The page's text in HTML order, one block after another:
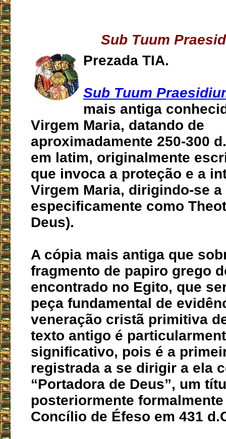
Sub Tuum
Prezada TIA.
Sub Tuum
mais antiga
Virgem Maria, datando de
aproximadamente 250-300
em latim, originalmente
que invoca a proteção e a
Virgem Maria, dirigindo-se a
especificamente como
Deus).
A cópia mais antiga que
fragmento de papiro grego
encontrado no Egito, que
peça fundamental de
veneração cristã primitiva
texto antigo é
significativo, pois é a
registrada a se dirigir a ela
“Portadora de Deus”, um
posteriormente
Concílio de Éfeso em 431